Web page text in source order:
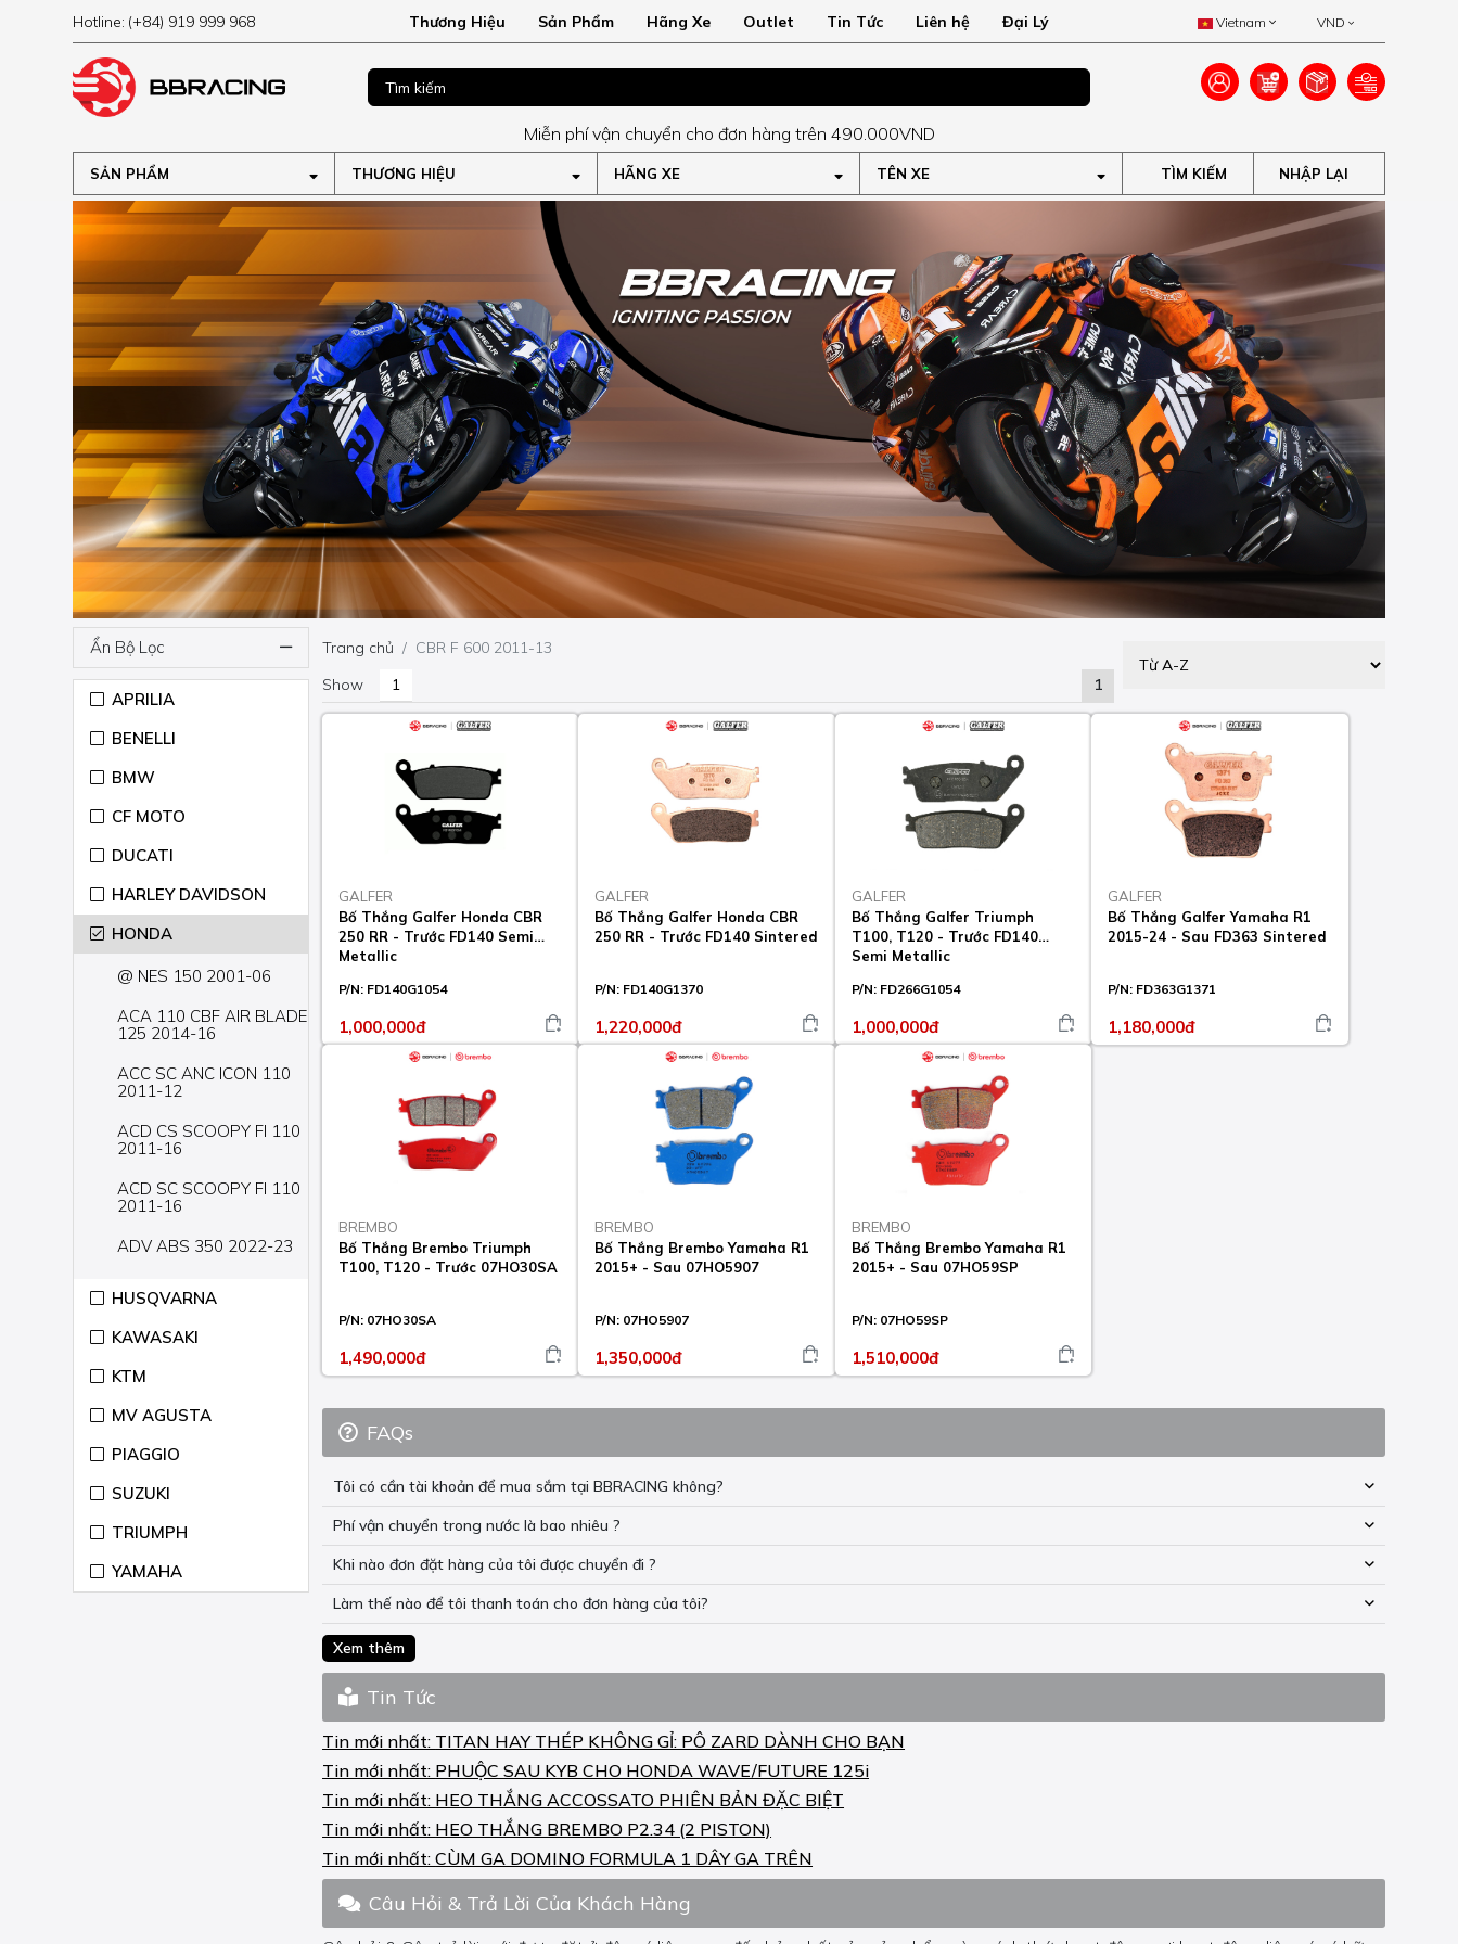
Hotline: (+84) 919 999 968 Thương Hiệu Sản Phẩm Hãng Xe Outlet Tin Tức Liên hệ Đại Lý Vietnam VND
Miễn phí vận chuyển cho đơn hàng trên 490.000VND
SẢN PHẨM THƯƠNG HIỆU HÃNG XE TÊN XE TÌM KIẾM
Ẩn Bộ Lọc
APRILIA
BENELLI
BMW
CF MOTO
DUCATI
HARLEY DAVIDSON
HONDA
@ NES 150 2001-06
ACA 110 CBF AIR BLADE
125 2014-16
ACC SC ANC ICON 110
2011-12
ACD CS SCOOPY FI 110
2011-16
ACD SC SCOOPY FI 110
2011-16
ADV ABS 350 2022-23
CA SUPER CUB 125
2019-22
CB 300 2010
CB ABS 1100 2013
CB ABS 1100 2014-15
CB EX 1100 2014-16
CB EX ABS 1100 2017-
20
HUSQVARNA
KAWASAKI
KTM
MV AGUSTA
PIAGGIO
SUZUKI
TRIUMPH
YAMAHA
Trang chủ
CBR F 600 2011-13
Show
1
GALFER
Bố Thắng Galfer Honda CBR
250 RR - Trước FD140 Semi
Metallic
P/N: FD140G1054
1,000,000đ
GALFER
Bố Thắng Galfer Honda CBR
250 RR - Trước FD140 Sintered
P/N: FD140G1370
1,220,000đ
GALFER
Bố Thắng Galfer Triumph
T100, T120 - Trước FD140
Semi Metallic
P/N: FD266G1054
1,000,000đ
GALFER
Bố Thắng Galfer Yamaha R1
2015-24 - Sau FD363 Sintered
P/N: FD363G1371
1,180,000đ
BREMBO
Bố Thắng Brembo Triumph
T100, T120 - Trước 07HO30SA
P/N: 07HO30SA
1,490,000đ
BREMBO
Bố Thắng Brembo Yamaha R1
2015+ - Sau 07HO5907
P/N: 07HO5907
1,350,000đ
BREMBO
Bố Thắng Brembo Yamaha R1
2015+ - Sau 07HO59SP
P/N: 07HO59SP
1,510,000đ
FAQs
Tôi có cần tài khoản để mua sắm tại BBRACING không?
Phí vận chuyển trong nước là bao nhiêu ?
Khi nào đơn đặt hàng của tôi được chuyển đi ?
Làm thế nào để tôi thanh toán cho đơn hàng của tôi?
Xem thêm
Tin Tức
Tin mới nhất: TITAN HAY THÉP KHÔNG GỈ: PÔ ZARD DÀNH CHO BẠN
Tin mới nhất: PHUỘC SAU KYB CHO HONDA WAVE/FUTURE 125i
Tin mới nhất: HEO THẮNG ACCOSSATO PHIÊN BẢN ĐẶC BIỆT
Tin mới nhất: HEO THẮNG BREMBO P2.34 (2 PISTON)
Tin mới nhất:CÙM GA DOMINO FORMULA 1 DÂY GA TRÊN
Câu Hỏi & Trả Lời Của Khách Hàng